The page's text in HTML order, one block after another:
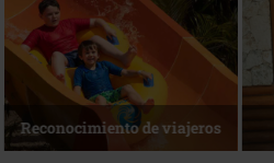
Reconocimiento de viajeros